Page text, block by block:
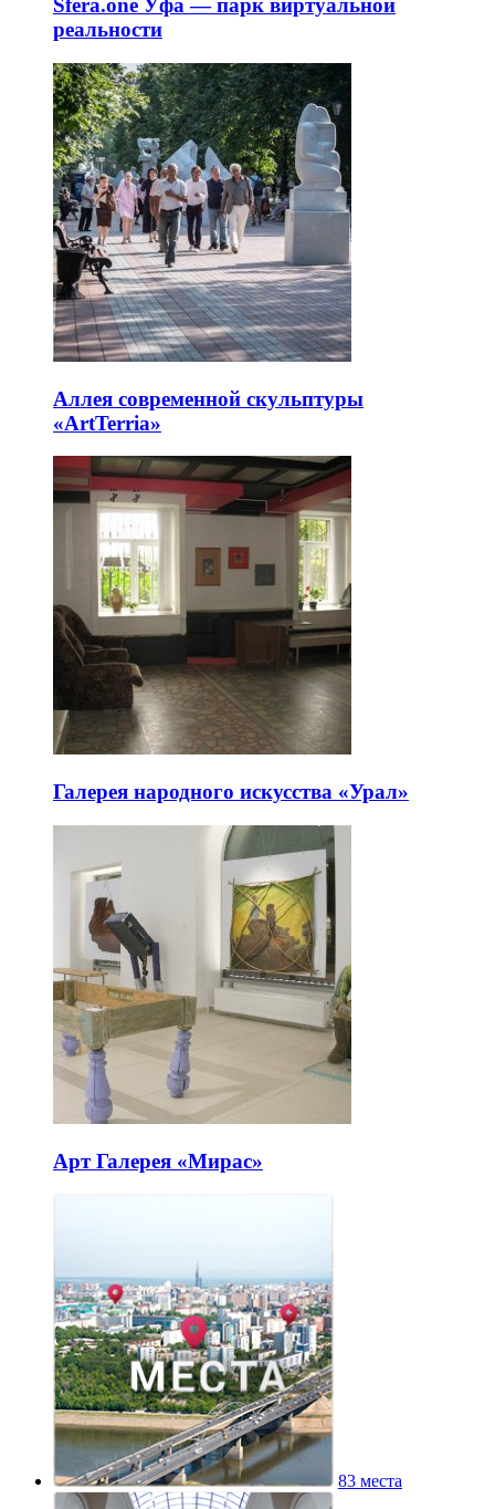
Sfera.one Уфа — парк виртуальной
реальности
Аллея современной скульптуры
«ArtTerria»
Галерея народного искусства «Урал»
Арт Галерея «Мирас»
83 места